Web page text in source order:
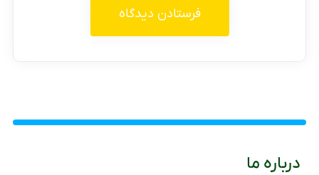
درباره ما